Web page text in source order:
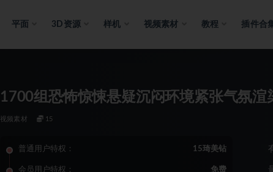
平面 3D资源 样机 视频素材 教程 插件合
1700组恐怖惊悚悬疑沉闷环境紧张气氛渲
视频素材 15
普通用户特权： 15琦美钻
会员用户特权： 免费